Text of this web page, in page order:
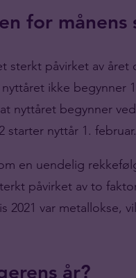
for månens
sterkt påvirket av
ikke begynner
nyttåret begynner
starter nyttår 1. februar.
en uendelig
påvirket av to
2021 var metallokse,
år?